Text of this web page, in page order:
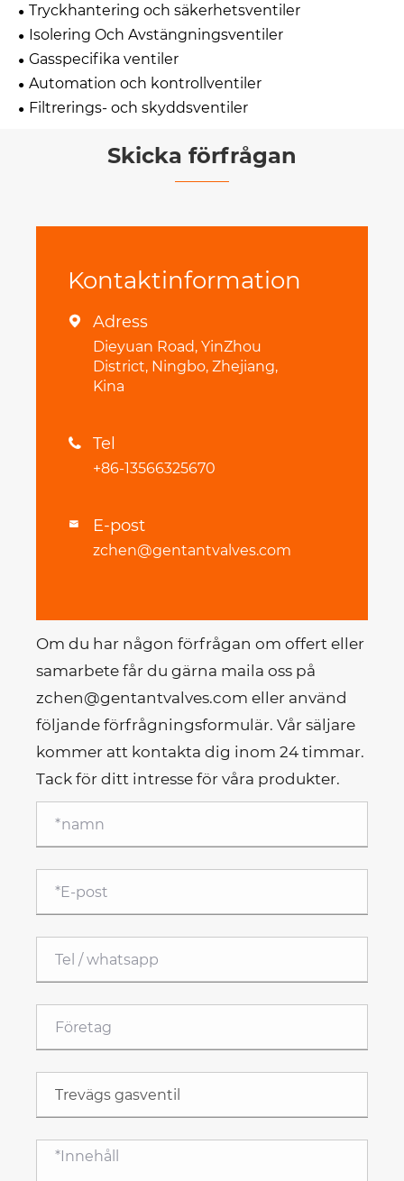
Tryckhantering och säkerhetsventiler
Isolering Och Avstängningsventiler
Gasspecifika ventiler
Automation och kontrollventiler
Filtrerings- och skyddsventiler
Skicka förfrågan
Kontaktinformation
 Adress
Dieyuan Road, YinZhou
District, Ningbo, Zhejiang,
Kina
 Tel
+86-13566325670
 E-post
zchen@gentantvalves.com
Om du har någon förfrågan om offert eller
samarbete får du gärna maila oss på
zchen@gentantvalves.com eller använd
följande förfrågningsformulär. Vår säljare
kommer att kontakta dig inom 24 timmar.
Tack för ditt intresse för våra produkter.